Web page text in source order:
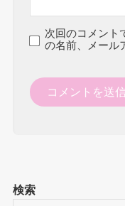
次回のコメント
の名前、メール
検索